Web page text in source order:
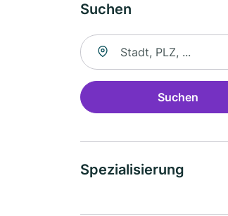
Suchen
Suche nach Ort
Suchen
Spezialisierung